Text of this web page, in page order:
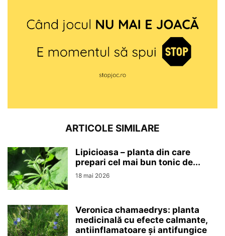
ARTICOLE SIMILARE
Lipicioasa – planta din care
prepari cel mai bun tonic de...
18 mai 2026
Veronica chamaedrys: planta
medicinală cu efecte calmante,
antiinflamatoare și antifungice